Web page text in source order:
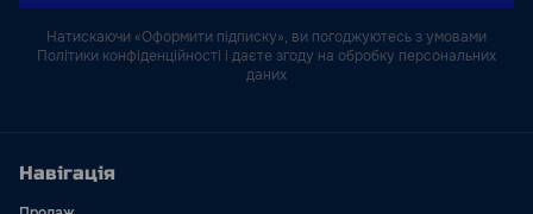
Натискаючи «Оформити підписку», ви погоджуютесь з умовами
Політики конфіденційності і даєте згоду на обробку персональних
даних
Навігація